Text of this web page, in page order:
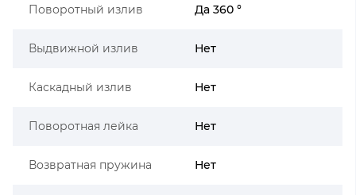
Поворотный излив Да 360 °
Выдвижной излив Нет
Каскадный излив Нет
Поворотная лейка Нет
Возвратная пружина Нет